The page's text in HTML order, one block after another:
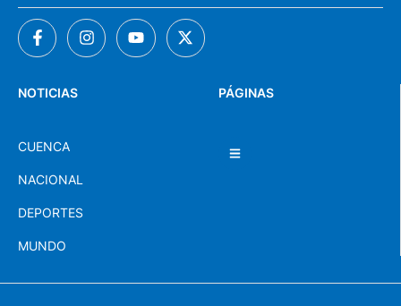
PÁGINAS
NOTICIAS
CUENCA
NACIONAL
DEPORTES
MUNDO